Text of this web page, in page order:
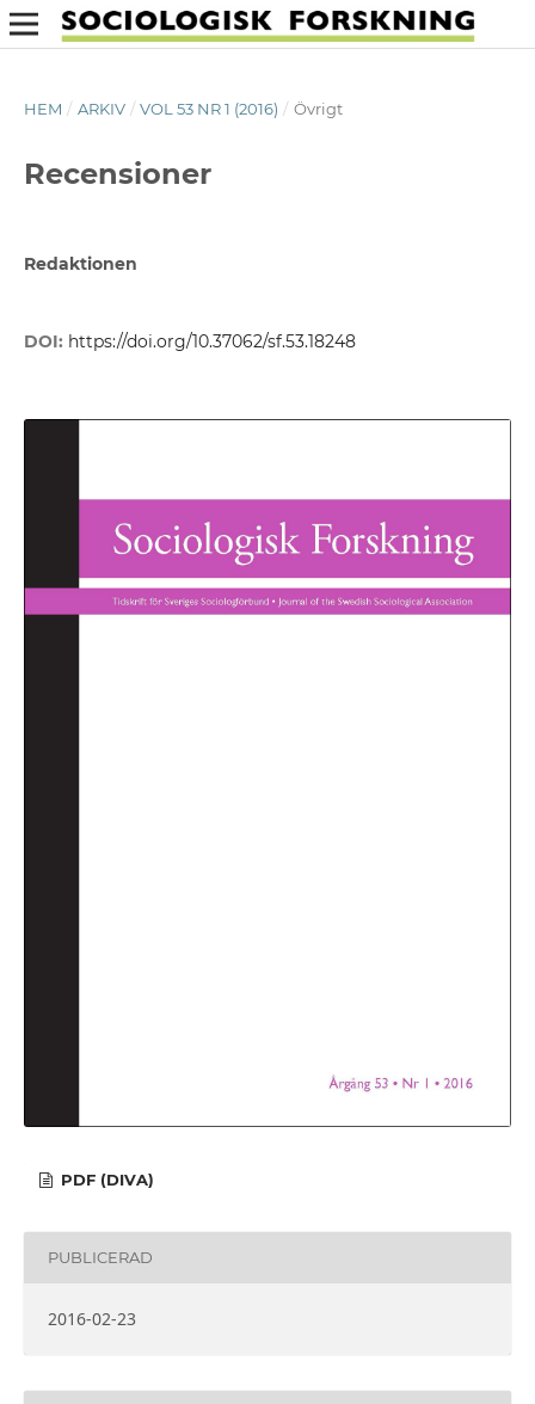
HEM / ARKIV / VOL 53 NR 1 (2016) / Övrigt
Recensioner
Redaktionen
DOI: https://doi.org/10.37062/sf.53.18248
PDF (DIVA)
PUBLICERAD
2016-02-23